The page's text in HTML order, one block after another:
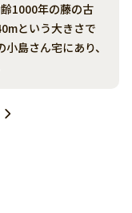
1000年の藤の古
という大きさで
島さん宅にあり、